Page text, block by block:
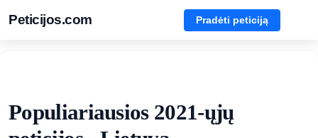
Peticijos.com Pradėti peticiją
Populiariausios 2021-ųjų